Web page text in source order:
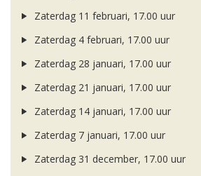
Zaterdag 11 februari, 17.00 uur
Zaterdag 4 februari, 17.00 uur
Zaterdag 28 januari, 17.00 uur
Zaterdag 21 januari, 17.00 uur
Zaterdag 14 januari, 17.00 uur
Zaterdag 7 januari, 17.00 uur
Zaterdag 31 december, 17.00 uur